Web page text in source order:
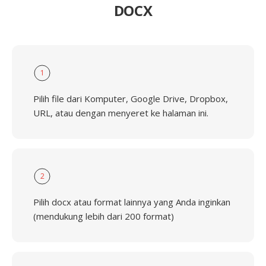
DOCX
1
Pilih file dari Komputer, Google Drive, Dropbox,
URL, atau dengan menyeret ke halaman ini.
2
Pilih docx atau format lainnya yang Anda inginkan
(mendukung lebih dari 200 format)